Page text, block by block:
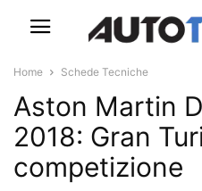
Home Schede Tecniche
Aston Martin
2018: Gran
competizione